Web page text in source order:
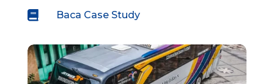
 Baca Case Study